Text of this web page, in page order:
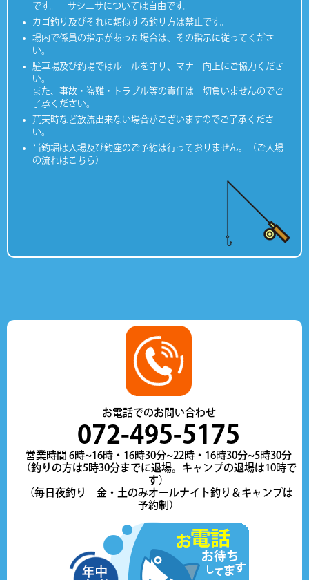
です。 サシエサについては自由です。
カゴ釣り及びそれに類似する釣り方は禁止です。
場内で係員の指示があった場合は、その指示に従ってくださ
い。
駐車場及び釣場ではルールを守り、マナー向上にご協力くださ
い。
また、事故・盗難・トラブル等の責任は一切負いませんのでご
了承ください。
荒天時など放流出来ない場合がございますのでご了承くださ
い。
当釣堀は入場及び釣座のご予約は行っておりません。（ご入場
の流れはこちら）
お電話でのお問い合わせ
072-495-5175
営業時間 6時~16時・16時30分~22時・16時30分~5時30分
（釣りの方は5時30分までに退場。キャンプの退場は10時で
す）
（毎日夜釣り 金・土のみオールナイト釣り＆キャンプは
予約制）